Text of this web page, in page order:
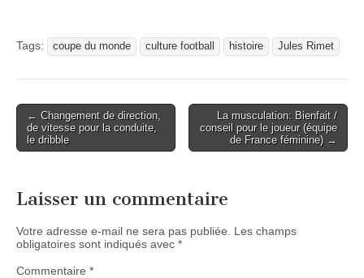
Tags: coupe du monde culture football histoire Jules Rimet
Post
navigation
← Changement de direction,
de vitesse pour la conduite,
le dribble
La musculation: Bienfait /
conseil pour le joueur (équipe
de France féminine) →
Laisser un commentaire
Votre adresse e-mail ne sera pas publiée.
Les champs
obligatoires sont indiqués avec *
Commentaire *